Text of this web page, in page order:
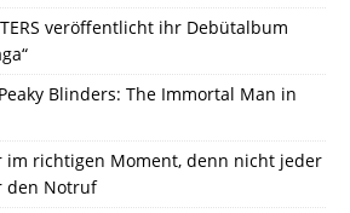
veröffentlicht ihr Debütalbum
Blinders: The Immortal Man in
im richtigen Moment, denn nicht jeder
den Notruf